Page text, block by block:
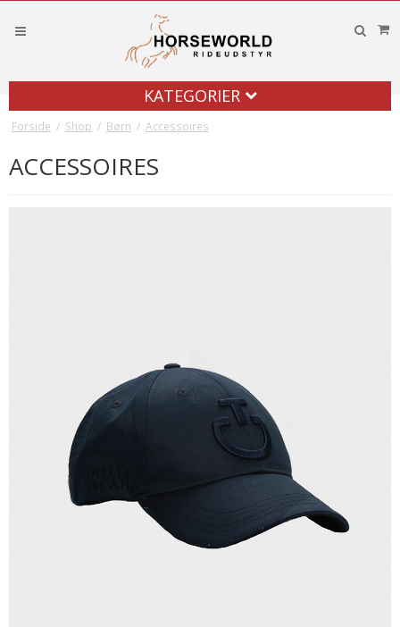
KATEGORIER
Forside / Shop / Børn / Accessoires
ACCESSOIRES